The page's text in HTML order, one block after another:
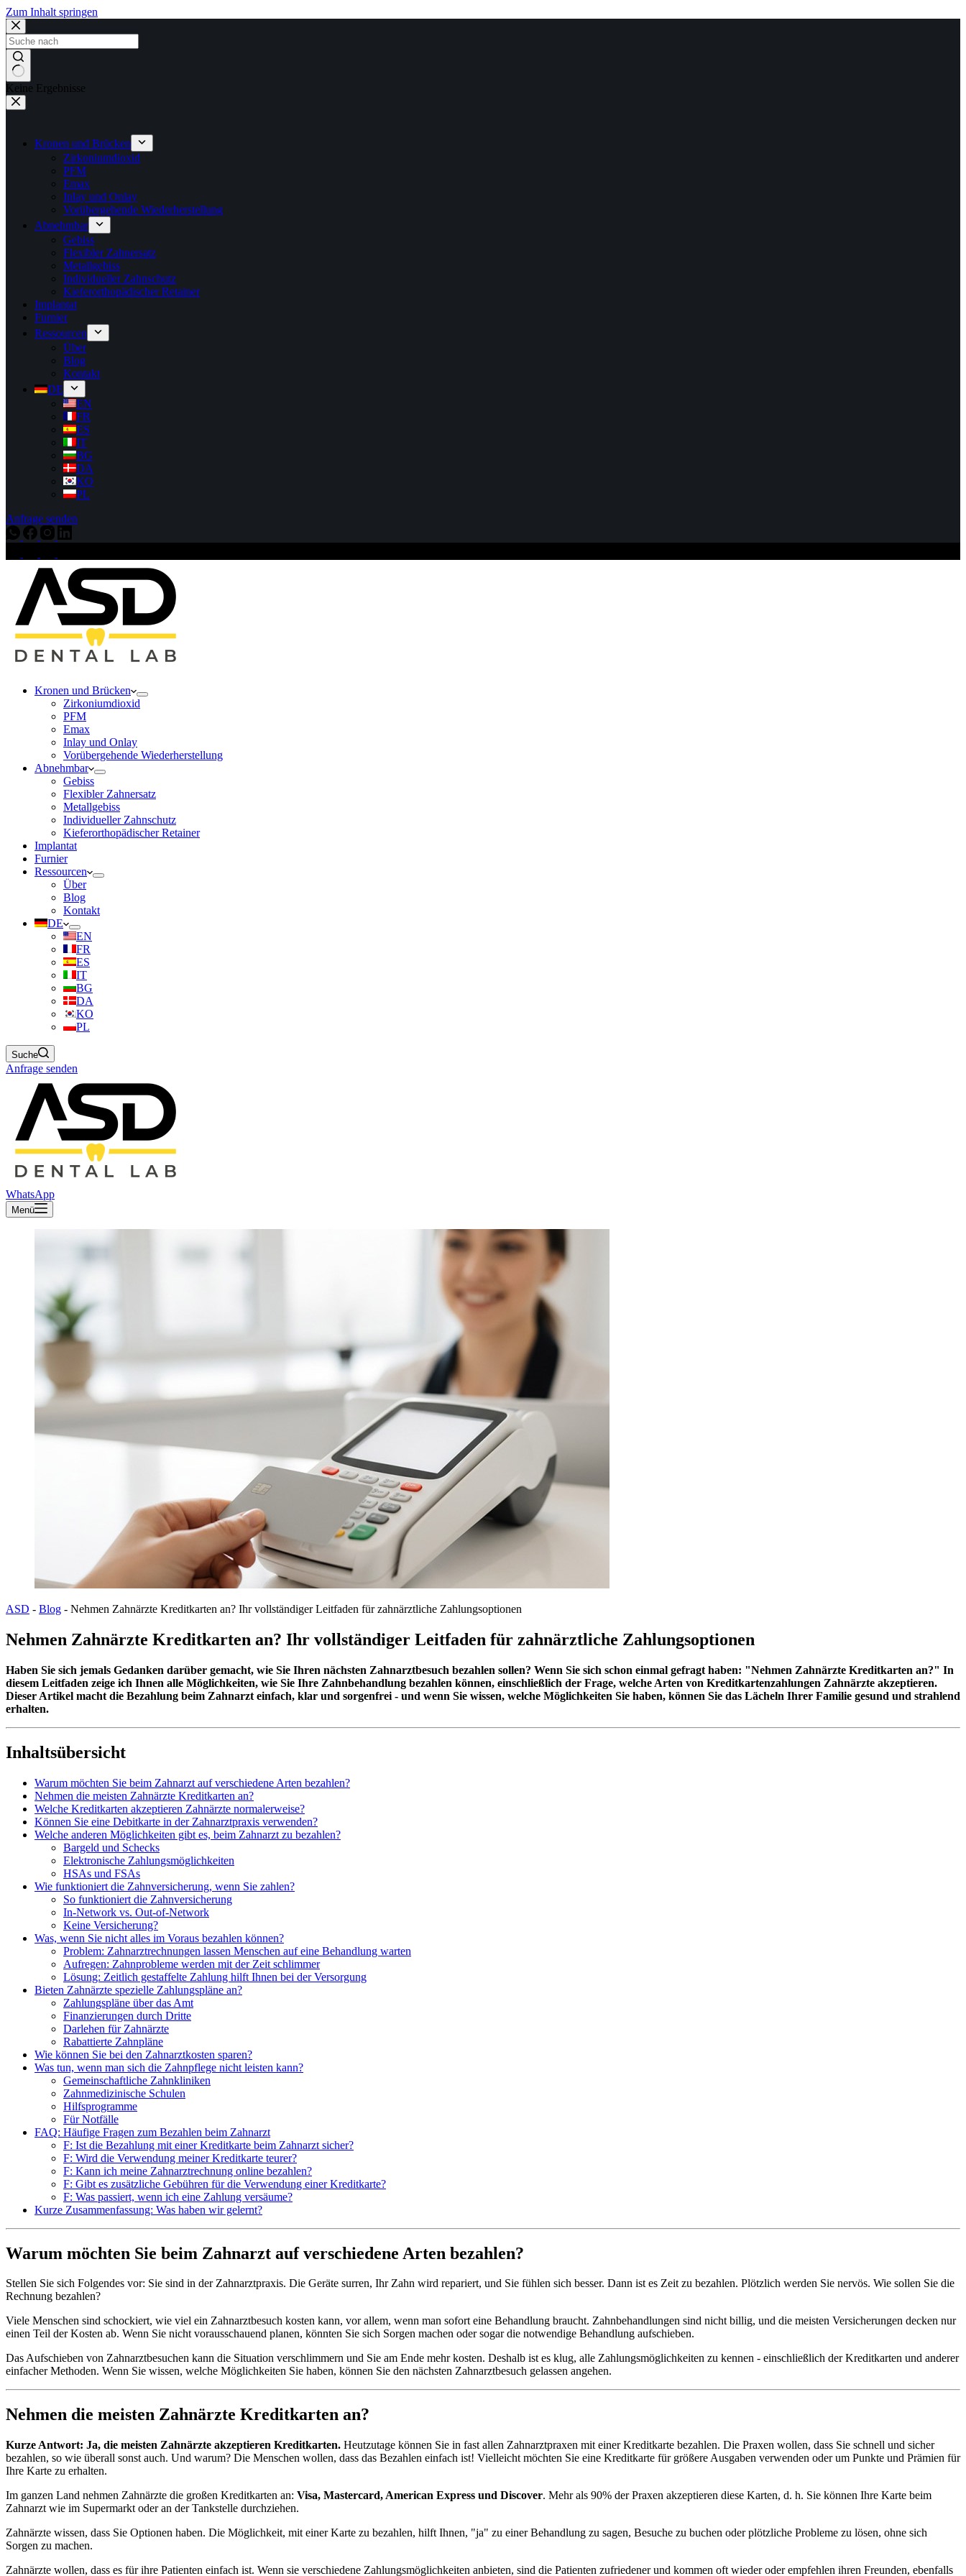
Zum Inhalt springen
Keine Ergebnisse
Kronen und Brücken
Zirkoniumdioxid
PFM
Emax
Inlay und Onlay
Vorübergehende Wiederherstellung
Abnehmbar
Gebiss
Flexibler Zahnersatz
Metallgebiss
Individueller Zahnschutz
Kieferorthopädischer Retainer
Implantat
Furnier
Ressourcen
Über
Blog
Kontakt
DE
EN
FR
ES
IT
BG
DA
KO
PL
Anfrage senden
Kronen und Brücken
Zirkoniumdioxid
PFM
Emax
Inlay und Onlay
Vorübergehende Wiederherstellung
Abnehmbar
Gebiss
Flexibler Zahnersatz
Metallgebiss
Individueller Zahnschutz
Kieferorthopädischer Retainer
Implantat
Furnier
Ressourcen
Über
Blog
Kontakt
DE
EN
FR
ES
IT
BG
DA
KO
PL
Suche
Anfrage senden
WhatsApp
Menü
ASD - Blog - Nehmen Zahnärzte Kreditkarten an? Ihr vollständiger Leitfaden für zahnärztliche Zahlungsoptionen
Nehmen Zahnärzte Kreditkarten an? Ihr vollständiger Leitfaden für zahnärztliche Zahlungsoptionen
Haben Sie sich jemals Gedanken darüber gemacht, wie Sie Ihren nächsten Zahnarztbesuch bezahlen sollen? Wenn Sie sich schon einmal gefragt haben: "Nehmen Zahnärzte Kreditkarten an?" In
diesem Leitfaden zeige ich Ihnen alle Möglichkeiten, wie Sie Ihre Zahnbehandlung bezahlen können, einschließlich der Frage, welche Arten von Kreditkartenzahlungen Zahnärzte akzeptieren.
Dieser Artikel macht die Bezahlung beim Zahnarzt einfach, klar und sorgenfrei - und wenn Sie wissen, welche Möglichkeiten Sie haben, können Sie das Lächeln Ihrer Familie gesund und strahlend
erhalten.
Inhaltsübersicht
Warum möchten Sie beim Zahnarzt auf verschiedene Arten bezahlen?
Nehmen die meisten Zahnärzte Kreditkarten an?
Welche Kreditkarten akzeptieren Zahnärzte normalerweise?
Können Sie eine Debitkarte in der Zahnarztpraxis verwenden?
Welche anderen Möglichkeiten gibt es, beim Zahnarzt zu bezahlen?
Bargeld und Schecks
Elektronische Zahlungsmöglichkeiten
HSAs und FSAs
Wie funktioniert die Zahnversicherung, wenn Sie zahlen?
So funktioniert die Zahnversicherung
In-Network vs. Out-of-Network
Keine Versicherung?
Was, wenn Sie nicht alles im Voraus bezahlen können?
Problem: Zahnarztrechnungen lassen Menschen auf eine Behandlung warten
Aufregen: Zahnprobleme werden mit der Zeit schlimmer
Lösung: Zeitlich gestaffelte Zahlung hilft Ihnen bei der Versorgung
Bieten Zahnärzte spezielle Zahlungspläne an?
Zahlungspläne über das Amt
Finanzierungen durch Dritte
Darlehen für Zahnärzte
Rabattierte Zahnpläne
Wie können Sie bei den Zahnarztkosten sparen?
Was tun, wenn man sich die Zahnpflege nicht leisten kann?
Gemeinschaftliche Zahnkliniken
Zahnmedizinische Schulen
Hilfsprogramme
Für Notfälle
FAQ: Häufige Fragen zum Bezahlen beim Zahnarzt
F: Ist die Bezahlung mit einer Kreditkarte beim Zahnarzt sicher?
F: Wird die Verwendung meiner Kreditkarte teurer?
F: Kann ich meine Zahnarztrechnung online bezahlen?
F: Gibt es zusätzliche Gebühren für die Verwendung einer Kreditkarte?
F: Was passiert, wenn ich eine Zahlung versäume?
Kurze Zusammenfassung: Was haben wir gelernt?
Warum möchten Sie beim Zahnarzt auf verschiedene Arten bezahlen?
Stellen Sie sich Folgendes vor: Sie sind in der Zahnarztpraxis. Die Geräte surren, Ihr Zahn wird repariert, und Sie fühlen sich besser. Dann ist es Zeit zu bezahlen. Plötzlich werden Sie nervös. Wie sollen Sie die
Rechnung bezahlen?
Viele Menschen sind schockiert, wie viel ein Zahnarztbesuch kosten kann, vor allem, wenn man sofort eine Behandlung braucht. Zahnbehandlungen sind nicht billig, und die meisten Versicherungen decken nur
einen Teil der Kosten ab. Wenn Sie nicht vorausschauend planen, könnten Sie sich Sorgen machen oder sogar die notwendige Behandlung aufschieben.
Das Aufschieben von Zahnarztbesuchen kann die Situation verschlimmern und Sie am Ende mehr kosten. Deshalb ist es klug, alle Zahlungsmöglichkeiten zu kennen - einschließlich der Kreditkarten und anderer
einfacher Methoden. Wenn Sie wissen, welche Möglichkeiten Sie haben, können Sie den nächsten Zahnarztbesuch gelassen angehen.
Nehmen die meisten Zahnärzte Kreditkarten an?
Kurze Antwort: Ja, die meisten Zahnärzte akzeptieren Kreditkarten. Heutzutage können Sie in fast allen Zahnarztpraxen mit einer Kreditkarte bezahlen. Die Praxen wollen, dass Sie schnell und sicher
bezahlen, so wie überall sonst auch. Und warum? Die Menschen wollen, dass das Bezahlen einfach ist! Vielleicht möchten Sie eine Kreditkarte für größere Ausgaben verwenden oder um Punkte und Prämien für
Ihre Karte zu erhalten.
Im ganzen Land nehmen Zahnärzte die großen Kreditkarten an: Visa, Mastercard, American Express und Discover. Mehr als 90% der Praxen akzeptieren diese Karten, d. h. Sie können Ihre Karte beim
Zahnarzt wie im Supermarkt oder an der Tankstelle durchziehen.
Zahnärzte wissen, dass Sie Optionen haben. Die Möglichkeit, mit einer Karte zu bezahlen, hilft Ihnen, "ja" zu einer Behandlung zu sagen, Besuche zu buchen oder plötzliche Probleme zu lösen, ohne sich
Sorgen zu machen.
Zahnärzte wollen, dass es für ihre Patienten einfach ist. Wenn sie verschiedene Zahlungsmöglichkeiten anbieten, sind die Patienten zufriedener und kommen oft wieder oder empfehlen ihren Freunden, ebenfalls